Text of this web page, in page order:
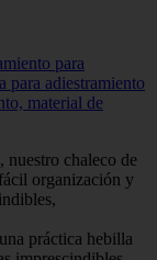
para
para adiestramiento
material de
chaleco de
organización y
práctica hebilla